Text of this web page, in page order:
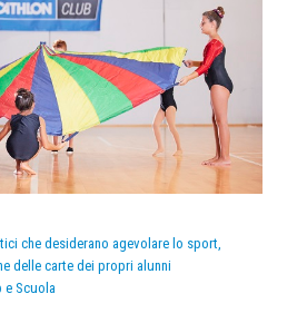
che desiderano agevolare lo sport,
delle carte dei propri alunni
e Scuola